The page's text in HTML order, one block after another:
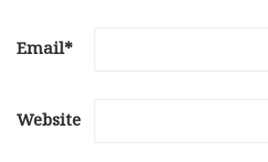
Email*
Website